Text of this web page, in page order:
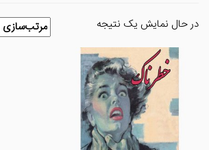
در حال نمایش یک نتیجه